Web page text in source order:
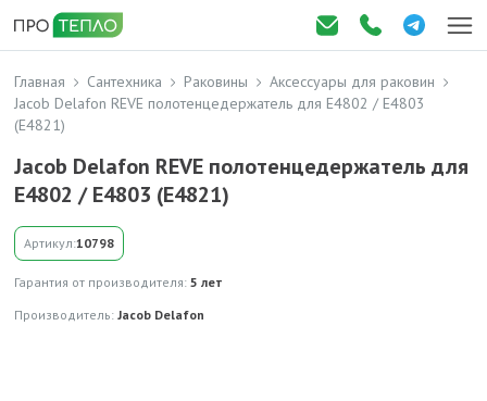
Главная Сантехника Раковины
Аксессуары для раковин
Jacob Delafon REVE полотенцедержатель для E4802 / E4803
(E4821)
Jacob Delafon REVE полотенцедержатель для
E4802 / E4803 (E4821)
Артикул:10798
Гарантия от производителя: 5 лет
Производитель: Jacob Delafon